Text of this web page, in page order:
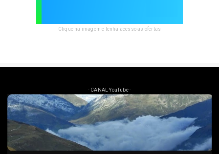
Clique na imagem e tenha acesso as ofertas
- CANAL YouTube -